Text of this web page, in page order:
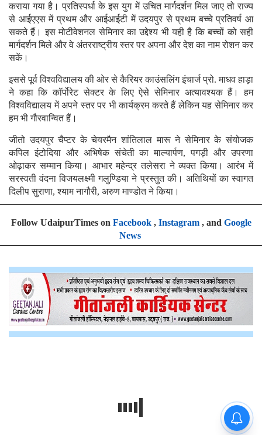
कराया गया है। प्रतिस्पर्धा के इस युग में उचित मार्गदर्शन मिल जाए तो राज्य
से आईएएस में प्रथम और आईआईटी में उदयपुर से प्रथम बच्चे प्रतिवर्ष आ
सकते हैं। इस मोटीवेशनल सेमिनार का उद्देश्य भी यही है कि बच्चों को सही
मार्गदर्शन मिले और वे अंतरराष्ट्रीय स्तर पर अपना और देश का नाम रोशन कर
सकें।
इससे पूर्व विश्वविद्यालय की ओर से कैरियर काउंसलिंग इंचार्ज प्रो. माधव हाड़ा
ने कहा कि कॉर्पोरेट सेक्टर के लिए ऐसे सेमिनार अत्यावश्यक हैं। हम
विश्वविद्यालय में अपने स्तर पर भी कार्यक्रम करते हैं लेकिन यह सेमिनार कर
हम भी गौरवान्वित हैं।
जीतो उदयपुर चैप्टर के चेयरमैन शांतिलाल मारू ने सेमिनार के संयोजक
कपिल इंटोदिया और अभिषेक संचेती का माल्यार्पण, पगड़ी और उपरणा
ओढ़ाकर सम्मान किया। आभार महेन्द्र तलेसरा ने व्यक्त किया। आरंभ में
सरस्वती वंदना विजयलक्ष्मी गलुण्डिया ने प्रस्तुत की। अतिथियों का स्वागत
दिलीप सुराणा, श्याम नागौरी, अरुण माण्डोत ने किया।
Follow UdaipurTimes on Facebook, Instagram, and Google
News